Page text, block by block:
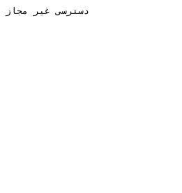
دسترسی غیر مجاز